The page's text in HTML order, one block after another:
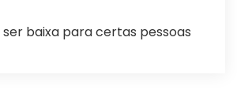
baixa para certas pessoas